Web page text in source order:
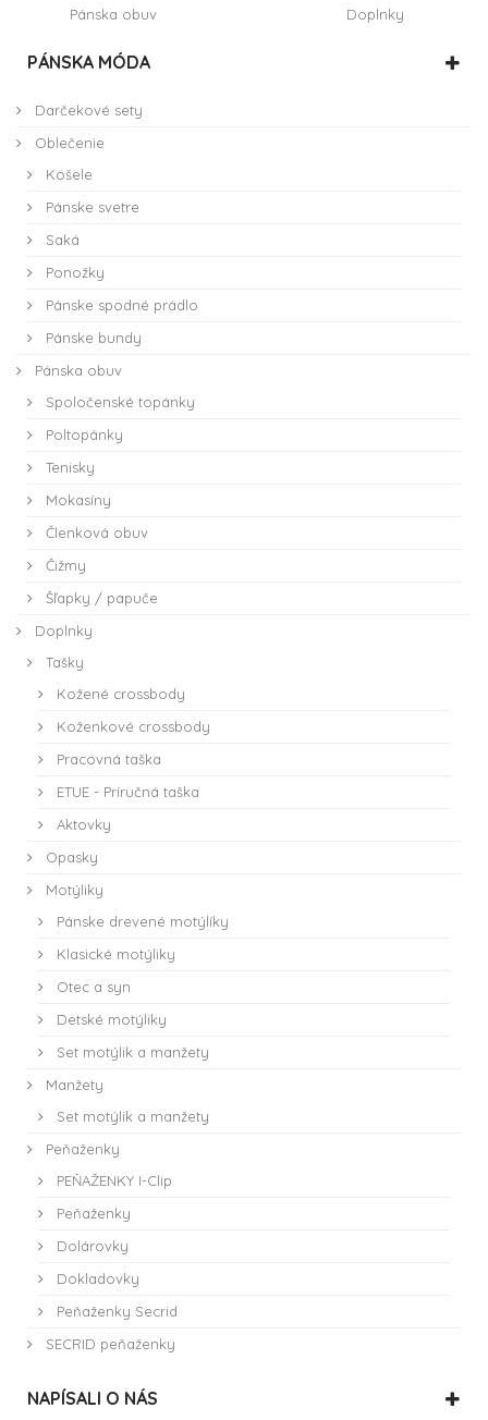
Pánska obuv Doplnky
PÁNSKA MÓDA
Darčekové sety
Oblečenie
Košele
Pánske svetre
Saká
Ponožky
Pánske spodné prádlo
Pánske bundy
Pánska obuv
Spoločenské topánky
Poltopánky
Tenisky
Mokasíny
Členková obuv
Čižmy
Šľapky / papuče
Doplnky
Tašky
Kožené crossbody
Koženkové crossbody
Pracovná taška
ETUE - Príručná taška
Aktovky
Opasky
Motýliky
Pánske drevené motýlíky
Klasické motýliky
Otec a syn
Detské motýliky
Set motýlik a manžety
Manžety
Set motýlik a manžety
Peňaženky
PEŇAŽENKY I-Clip
Peňaženky
Dolárovky
Dokladovky
Peňaženky Secrid
SECRID peňaženky
NAPÍSALI O NÁS